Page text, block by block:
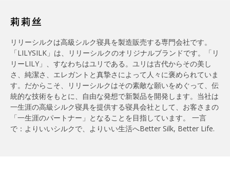
莉莉丝
リリーシルクは高級シルク寝具を製造販売する専門会社です。
「LILYSILK」は、リリーシルクのオリジナルブランドです。「リ
リーLILY」、すなわちはユリである。ユリは古代からその美し
さ、純潔さ、エレガントと真摯さによって人々に褒められていま
す。だからこそ、リリーシルクはその素敵な願いをめぐって、伝
統的な技術をもとに、自由な発想で新製品を開発します。当社は
一生涯の高級シルク寝具を提供する寝具会社として、お客さまの
「一生涯のパートナー」となることを目指しています。 一言
で：よりいいシルクで、よりいい生活へBetter Silk, Better Life.